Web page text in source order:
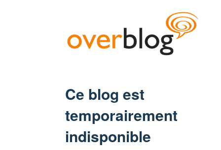
Ce blog est
temporairement
indisponible